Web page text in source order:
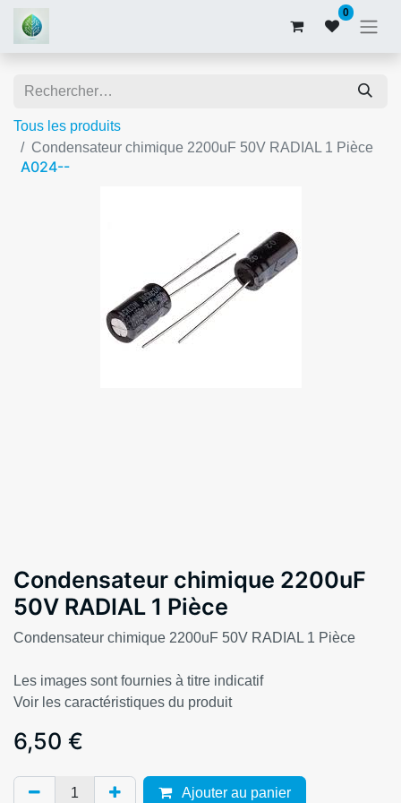
0
Tous les produits
Condensateur chimique 2200uF 50V RADIAL 1 Pièce
A024--
Condensateur chimique 2200uF
50V RADIAL 1 Pièce
Condensateur chimique 2200uF 50V RADIAL 1 Pièce
Les images sont fournies à titre indicatif
Voir les caractéristiques du produit
6,50 €
Ajouter au panier